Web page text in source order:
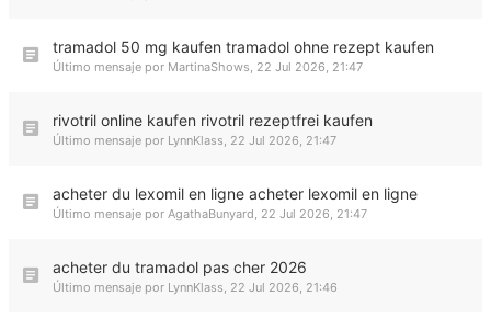
tramadol 50 mg kaufen tramadol ohne rezept kaufen
Último mensaje por MartinaShows, 22 Jul 2026, 21:47
rivotril online kaufen rivotril rezeptfrei kaufen
Último mensaje por LynnKlass, 22 Jul 2026, 21:47
acheter du lexomil en ligne acheter lexomil en ligne
Último mensaje por AgathaBunyard, 22 Jul 2026, 21:47
acheter du tramadol pas cher 2026
Último mensaje por LynnKlass, 22 Jul 2026, 21:46